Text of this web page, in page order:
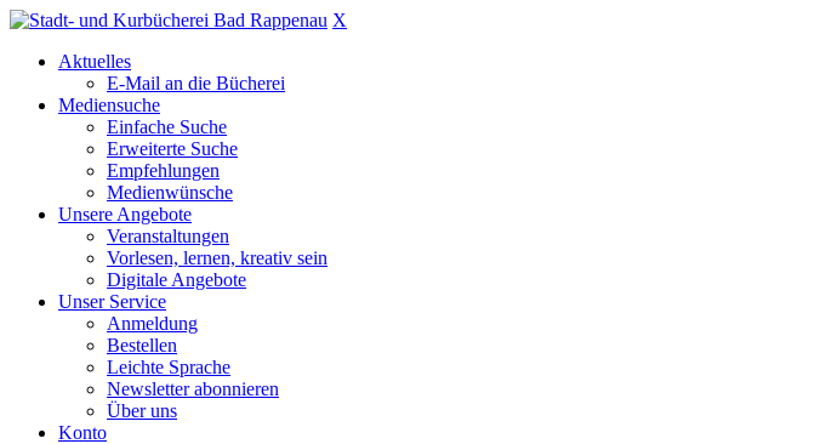
X
Aktuelles
E-Mail an die Bücherei
Mediensuche
Einfache Suche
Erweiterte Suche
Empfehlungen
Medienwünsche
Unsere Angebote
Veranstaltungen
Vorlesen, lernen, kreativ sein
Digitale Angebote
Unser Service
Anmeldung
Bestellen
Leichte Sprache
Newsletter abonnieren
Über uns
Konto